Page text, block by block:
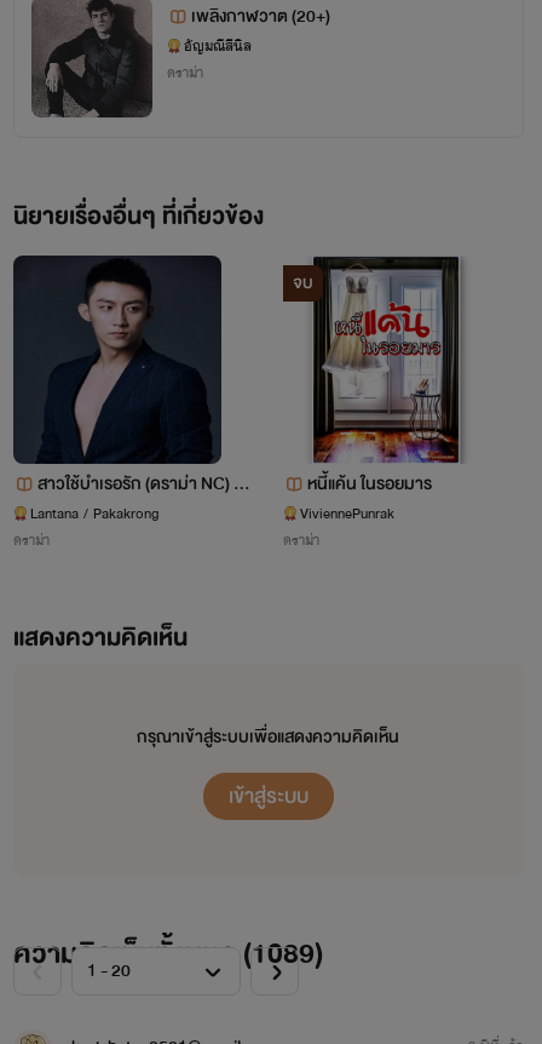
เพลิงกาฬวาต (20+)
อัญมณีสีนิล
ดราม่า
นิยายเรื่องอื่นๆ ที่เกี่ยวข้อง
สาวใช้บำเรอรัก (ดราม่า NC) จบ
แล้ว
Lantana / Pakakrong
ดราม่า
จบ
หนี้แค้น ในรอยมาร
ViviennePunrak
ดราม่า
แสดงความคิดเห็น
กรุณาเข้าสู่ระบบเพื่อแสดงความคิดเห็น
เข้าสู่ระบบ
ความคิดเห็นทั้งหมด (1089)